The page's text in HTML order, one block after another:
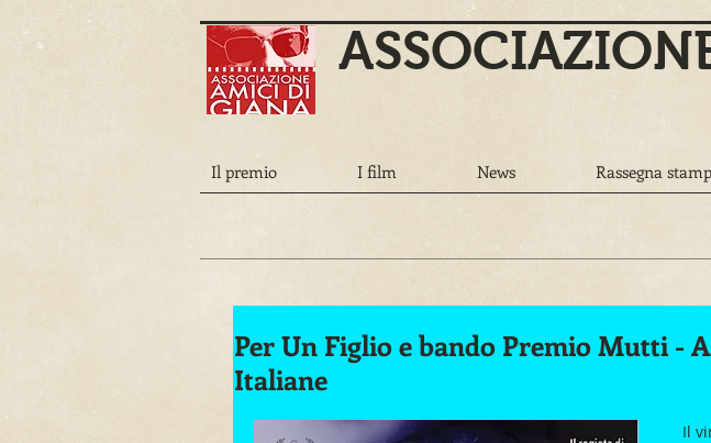
Il premio I film News Rassegna
Per Un Figlio e bando Premio Mutti -
Italiane
Il